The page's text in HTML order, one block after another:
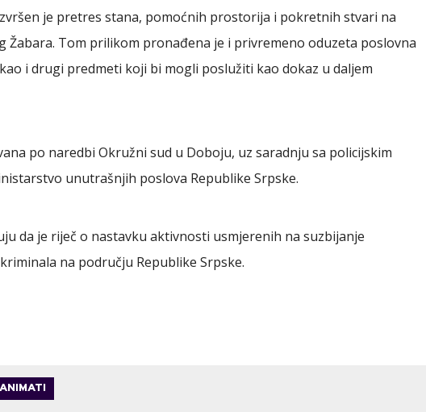
je pretres stana, pomoćnih prostorija i pokretnih stvari na
Žabara. Tom prilikom pronađena je i privremeno oduzeta poslovna
i drugi predmeti koji bi mogli poslužiti kao dokaz u daljem
po naredbi Okružni sud u Doboju, uz saradnju sa policijskim
unutrašnjih poslova Republike Srpske.
da je riječ o nastavku aktivnosti usmjerenih na suzbijanje
na području Republike Srpske.